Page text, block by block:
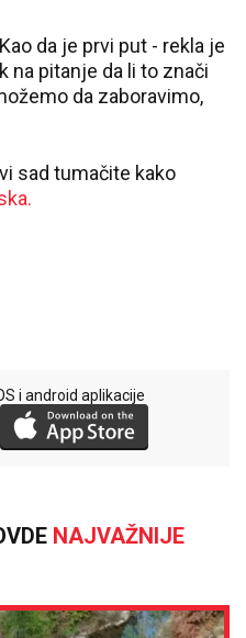
da je prvi put - rekla je
na pitanje da li to znači
da zaboravimo,
sad tumačite kako
i android aplikacije
NAJVAŽNIJE